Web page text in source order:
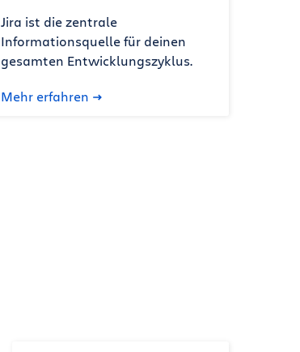
Jira ist die zentrale
Informationsquelle für deinen
gesamten Entwicklungszyklus.
Mehr erfahren